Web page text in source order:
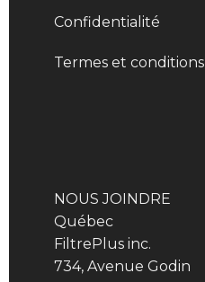
Confidentialité
Termes et conditions
NOUS JOINDRE
Québec
FiltrePlus inc.
734, Avenue Godin